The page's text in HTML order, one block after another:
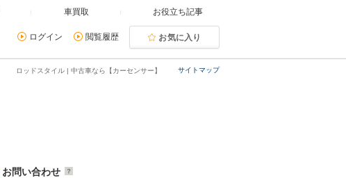
車買取 お役立ち記事
ログイン 閲覧履歴 お気に入り
サイトマップ
ロッドスタイル | 中古車なら【カーセンサー】
お問い合わせ